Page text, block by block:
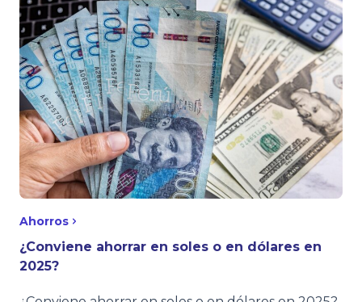
Ahorros
¿Conviene ahorrar en soles o en dólares en
2025?